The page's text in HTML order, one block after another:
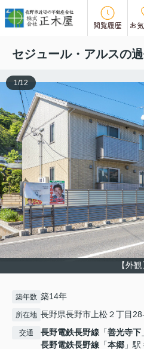
閲覧履歴 お
この物件の募集は
セジュール・アルスの
【外観
1/12
築年数 築14年
所在地 長野県長野市上松２丁目
交通 長野電鉄長野線 「善光寺下
長野電鉄長野線 「本郷 」